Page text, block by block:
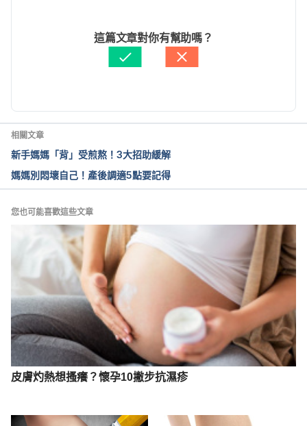
http://kidshealth.org/parent/pregnancy_center/preg
nancy_calendar/week27.html. Accessed March 30,
http://www.babycenter.com/6_your-pregnancy-27-
weeks_1116.bc. Accessed March 30, 2015.
Lydia Young
賴建翰醫師
這篇文章對你有幫助嗎？
相關文章
新手媽媽「背」受煎熬！3大招助緩解
媽媽別悶壞自己！產後調適5點要記得
您也可能喜歡這些文章
皮膚灼熱想搔癢？懷孕10撇步抗濕疹